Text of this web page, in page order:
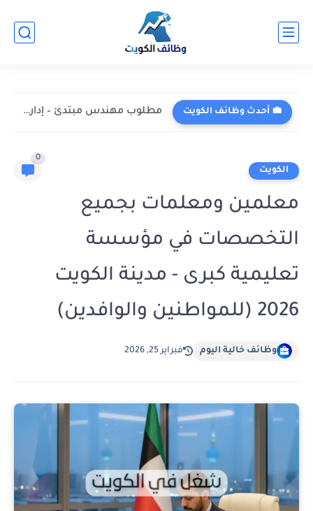
💼 أحدث وظائف الكويت مطلوب مهندس مبتدئ – إدارة المشاريع التقنية في شركة أوريدو...
الكويت
0
معلمين ومعلمات بجميع
التخصصات في مؤسسة
تعليمية كبرى - مدينة الكويت
2026 (للمواطنين والوافدين)
وظائف خالية اليوم فبراير 25, 2026